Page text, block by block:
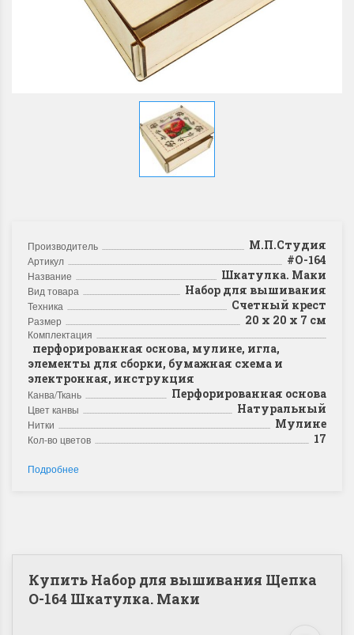
Производитель М.П.Студия
Артикул #О-164
Название Шкатулка. Маки
Вид товара Набор для вышивания
Техника Счетный крест
Размер 20 х 20 х 7 см
Комплектация
перфорированная основа, мулине, игла,
элементы для сборки, бумажная схема и
электронная, инструкция
Канва/Ткань Перфорированная основа
Цвет канвы Натуральный
Нитки Мулине
Кол-во цветов 17
Подробнее
Купить Набор для вышивания Щепка
О-164 Шкатулка. Маки